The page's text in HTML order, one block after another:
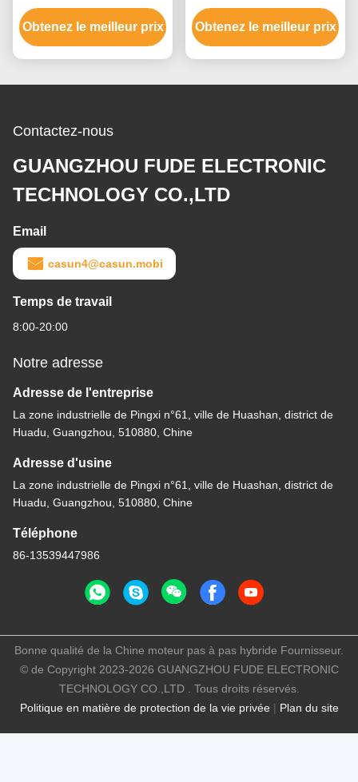
par ordinateur 3018 de la
NEMA 17 du routeur
unipolaire 1.7A 60mm de
par ordinateur
Obtenez le meilleur prix
Motor de la NEMA 17 du
robot 42mm de
commande numérique
Obtenez le meilleur prix
Contactez-nous
GUANGZHOU FUDE ELECTRONIC
TECHNOLOGY CO.,LTD
Email
casun4@casun.mobi
Temps de travail
8:00-20:00
Notre adresse
Adresse de l'entreprise
La zone industrielle de Pingxi n°61, ville de Huashan, district de
Huadu, Guangzhou, 510880, Chine
Adresse d'usine
La zone industrielle de Pingxi n°61, ville de Huashan, district de
Huadu, Guangzhou, 510880, Chine
Téléphone
86-13539447986
Politique en matière de protection de la vie privée| Plan du site
Bonne qualité de la Chine moteur pas à pas hybride Fournisseur.
© de Copyright 2023-2026 GUANGZHOU FUDE ELECTRONIC
TECHNOLOGY CO.,LTD . Tous droits réservés.